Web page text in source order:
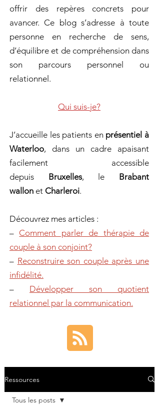
offrir des repères concrets pour
avancer. Ce blog s’adresse à toute
personne en recherche de sens,
d’équilibre et de compréhension dans
son parcours personnel ou
relationnel.
Qui suis-je?
J’accueille les patients en présentiel à
Waterloo, dans un cadre apaisant
facilement accessible
depuis Bruxelles, le Brabant
wallon et Charleroi.
Découvrez mes articles :
– Comment parler de thérapie de
couple à son conjoint?
– Reconstruire son couple après une
infidélité.
– Développer son quotient
relationnel par la communication.
Ressources
Tous les posts